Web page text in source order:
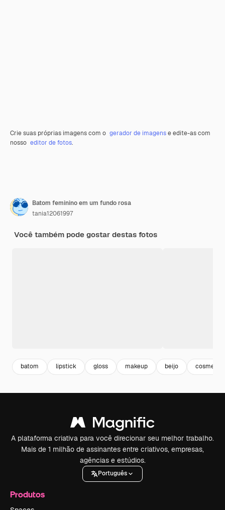
Crie suas próprias imagens com o gerador de imagense edite-as com
nosso editor de fotos.
Batom feminino em um fundo rosa
tania12061997
Você também pode gostar destas fotos
batom lipstick gloss makeup beijo cosmetics
A plataforma criativa para você direcionar seu melhor trabalho.
Mais de 1 milhão de assinantes entre criativos, empresas,
agências e estúdios.
Português
Produtos